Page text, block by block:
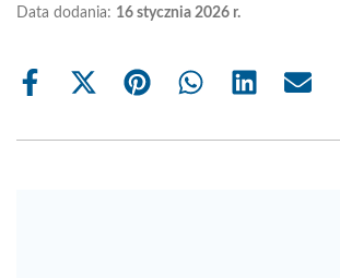
Data dodania: 16 stycznia 2026 r.
Share
Share
(Twitter)
Share Share Share Share